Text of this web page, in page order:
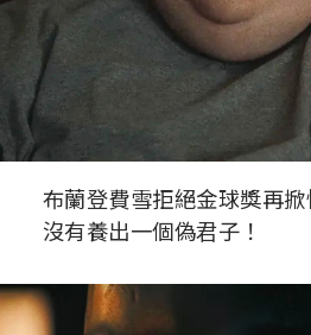
布蘭登費雪拒絕金球獎再
沒有養出一個偽君子！